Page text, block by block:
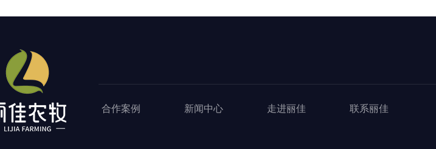
合作案例 新闻中心 走进丽佳 联系丽佳